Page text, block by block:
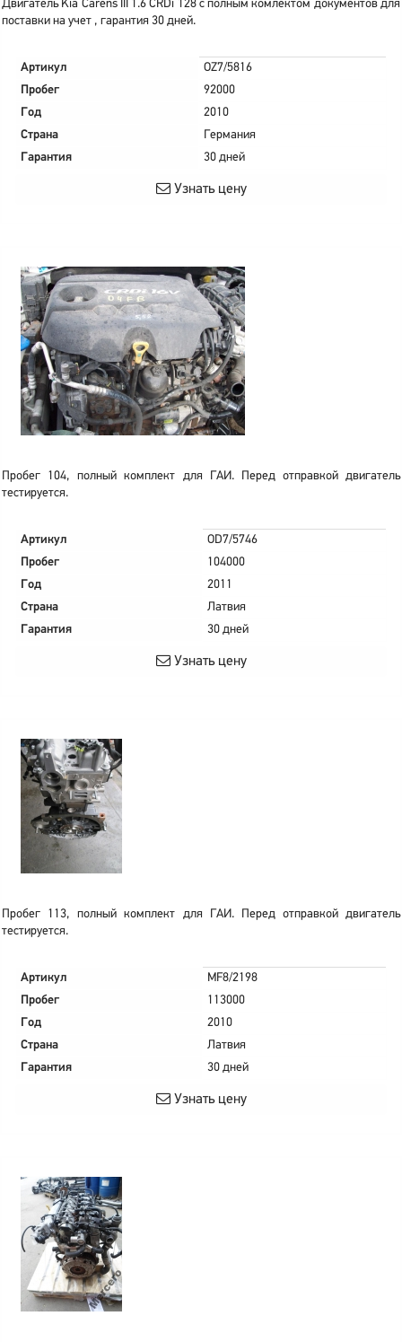
Двигатель Kia Carens III 1.6 CRDi 128 с полным комлектом документов для
поставки на учет , гарантия 30 дней.
Артикул
OZ7/5816
Пробег
92000
Год
2010
Страна
Германия
Гарантия
30 дней
Узнать цену
Пробег 104, полный комплект для ГАИ. Перед отправкой двигатель
тестируется.
Артикул
OD7/5746
Пробег
104000
Год
2011
Страна
Латвия
Гарантия
30 дней
Узнать цену
Пробег 113, полный комплект для ГАИ. Перед отправкой двигатель
тестируется.
Артикул
MF8/2198
Пробег
113000
Год
2010
Страна
Латвия
Гарантия
30 дней
Узнать цену